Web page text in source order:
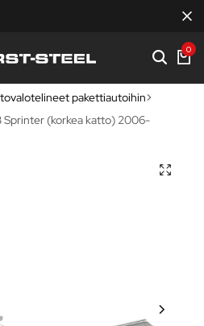
0
pakettiautoihin
Sprinter (korkea katto) 2006-